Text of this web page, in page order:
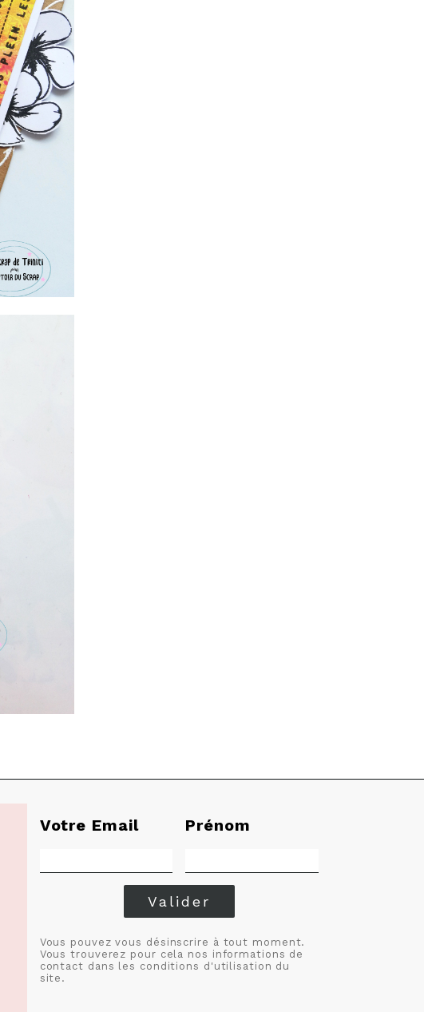
Votre Email Prénom
Valider
Vous pouvez vous désinscrire à tout moment.
Vous trouverez pour cela nos informations de
contact dans les conditions d'utilisation du
site.